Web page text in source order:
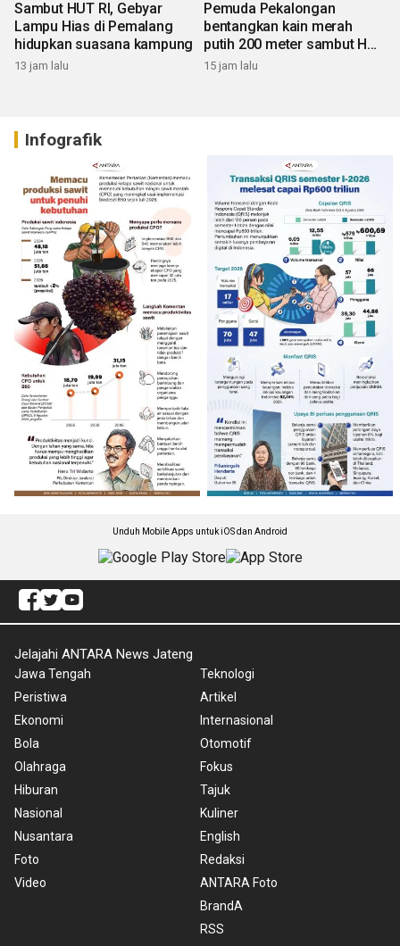
Sambut HUT RI, Gebyar
Lampu Hias di Pemalang
hidupkan suasana kampung
13 jam lalu
Pemuda Pekalongan
bentangkan kain merah
putih 200 meter sambut HUT
RI
15 jam lalu
Infografik
Unduh Mobile Apps untuk iOS dan Android
Jelajahi ANTARA News Jateng
Jawa Tengah
Peristiwa
Ekonomi
Bola
Olahraga
Hiburan
Nasional
Nusantara
Foto
Video
Teknologi
Artikel
Internasional
Otomotif
Fokus
Tajuk
Kuliner
English
Redaksi
ANTARA Foto
BrandA
RSS